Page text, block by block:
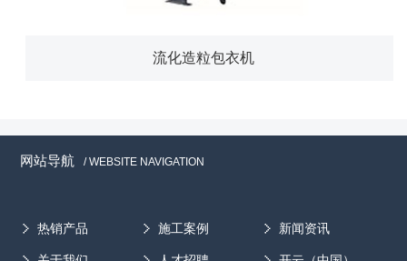
流化造粒包衣机
网站导航 / WEBSITE NAVIGATION
热销产品 施工案例 新闻资讯